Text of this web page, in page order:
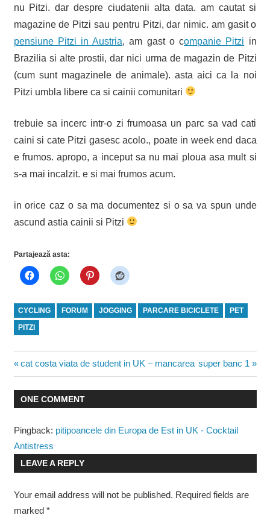
nu Pitzi. dar despre ciudatenii alta data. am cautat si
magazine de Pitzi sau pentru Pitzi, dar nimic. am gasit o
pensiune Pitzi in Austria, am gast o companie Pitzi in
Brazilia si alte prostii, dar nici urma de magazin de Pitzi
(cum sunt magazinele de animale). asta aici ca la noi
Pitzi umbla libere ca si cainii comunitari
trebuie sa incerc intr-o zi frumoasa un parc sa vad cati
caini si cate Pitzi gasesc acolo., poate in week end daca
e frumos. apropo, a inceput sa nu mai ploua asa mult si
s-a mai incalzit. e si mai frumos acum.
in orice caz o sa ma documentez si o sa va spun unde
ascund astia cainii si Pitzi
Partajează asta:
CYCLING FORUM JOGGING PARCARE BICICLETE PET
PITZI
Post
navigation
Previous
Post:
cat costa viata de student in UK – mancarea Next
Post:
super banc 1
ONE COMMENT
Pingback: pitipoancele din Europa de Est in UK - Cocktail
Antistress
LEAVE A REPLY
Your email address will not be published. Required fields are
marked *